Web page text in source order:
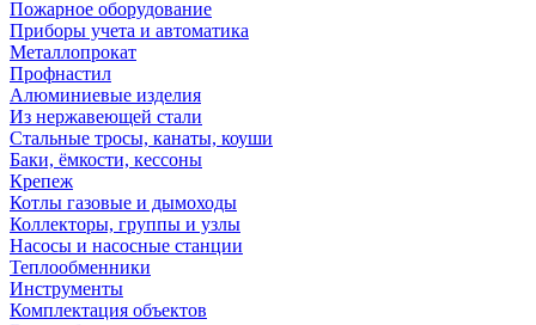
Пожарное оборудование
Приборы учета и автоматика
Металлопрокат
Профнастил
Алюминиевые изделия
Из нержавеющей стали
Стальные тросы, канаты, коуши
Баки, ёмкости, кессоны
Крепеж
Котлы газовые и дымоходы
Коллекторы, группы и узлы
Насосы и насосные станции
Теплообменники
Инструменты
Комплектация объектов